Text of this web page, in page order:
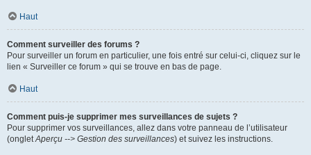
Haut
Comment surveiller des forums ?
Pour surveiller un forum en particulier, une fois entré sur celui-ci, cliquez sur le
lien « Surveiller ce forum » qui se trouve en bas de page.
Haut
Comment puis-je supprimer mes surveillances de sujets ?
Pour supprimer vos surveillances, allez dans votre panneau de l’utilisateur
(ongletAperçu --> Gestion des surveillances) et suivez les instructions.